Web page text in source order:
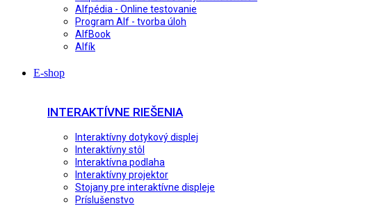
Alfpédia - Online testovanie
Program Alf - tvorba úloh
AlfBook
Alfík
E-shop
INTERAKTÍVNE RIEŠENIA
Interaktívny dotykový displej
Interaktívny stôl
Interaktívna podlaha
Interaktívny projektor
Stojany pre interaktívne displeje
Príslušenstvo